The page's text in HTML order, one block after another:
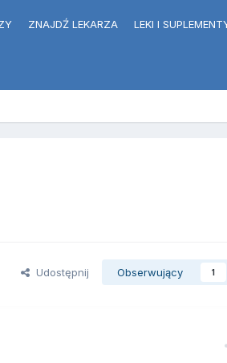
ZNAJDŹ LEKARZA LEKI I
Udostępnij Obserwujący 1